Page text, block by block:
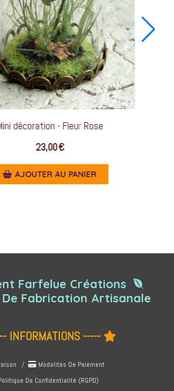
décoration - Fleur Rose
23,00€
AJOUTER AU PANIER
Farfelue Créations 
Fabrication Artisanale
INFORMATIONS ----- 
/  Modalités De Paiement
De Confidentialité (RGPD)